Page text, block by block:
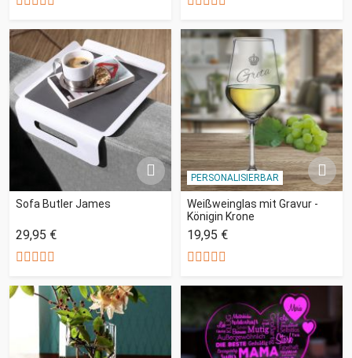
Sofa Butler James
29,95 €
PERSONALISIERBAR
Weißweinglas mit Gravur -
Königin Krone
19,95 €